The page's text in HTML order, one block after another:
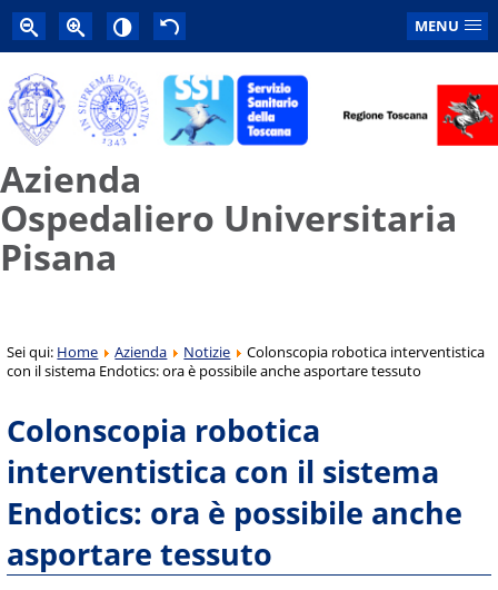
MENU
Azienda
Ospedaliero Universitaria
Pisana
Sei qui: Home Azienda Notizie
Colonscopia robotica interventistica
con il sistema Endotics: ora è possibile anche asportare tessuto
Colonscopia robotica
interventistica con il sistema
Endotics: ora è possibile anche
asportare tessuto